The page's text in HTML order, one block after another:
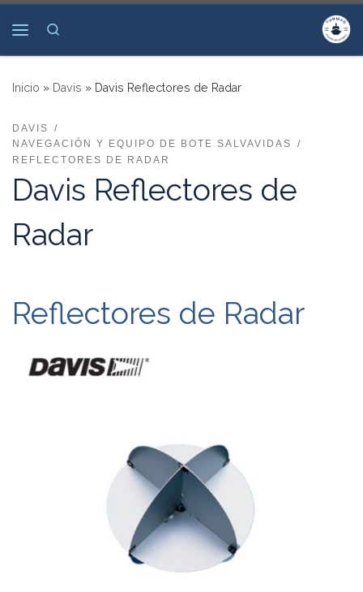
Saltar al contenido
Inicio » Davis » Davis Reflectores de Radar
DAVIS
NAVEGACIÓN Y EQUIPO DE BOTE SALVAVIDAS
REFLECTORES DE RADAR
Davis Reflectores de
Radar
Reflectores de Radar